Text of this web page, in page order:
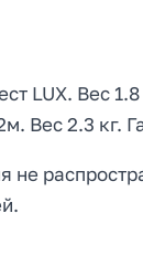
LUX. Вес
Вес 2.3 кг.
не